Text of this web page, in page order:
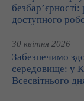
доступного
30 квітня 2026
Забезпечимо
середовище: у
Всесвітнього